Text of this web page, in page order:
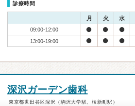
診療時間
月 火 水
09:00-12:00
13:00-19:00
深沢ガーデン歯科
東京都世田谷区深沢（駒沢大学駅、桜新町駅）